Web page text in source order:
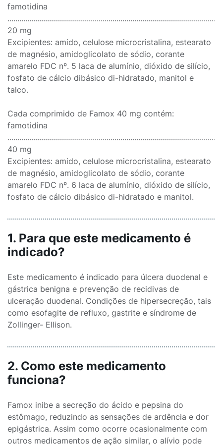
famotidina
20 mg
Excipientes: amido, celulose microcristalina, estearato
de magnésio, amidoglicolato de sódio, corante
amarelo FDC nº. 5 laca de alumínio, dióxido de silício,
fosfato de cálcio dibásico di-hidratado, manitol e
talco.
Cada comprimido de Famox 40 mg contém:
famotidina
40 mg
Excipientes: amido, celulose microcristalina, estearato
de magnésio, amidoglicolato de sódio, corante
amarelo FDC nº. 6 laca de alumínio, dióxido de silício,
fosfato de cálcio dibásico di-hidratado e manitol.
1. Para que este medicamento é
indicado?
Este medicamento é indicado para úlcera duodenal e
gástrica benigna e prevenção de recidivas de
ulceração duodenal. Condições de hipersecreção, tais
como esofagite de refluxo, gastrite e síndrome de
Zollinger- Ellison.
2. Como este medicamento
funciona?
Famox inibe a secreção do ácido e pepsina do
estômago, reduzindo as sensações de ardência e dor
epigástrica. Assim como ocorre ocasionalmente com
outros medicamentos de ação similar, o alívio pode